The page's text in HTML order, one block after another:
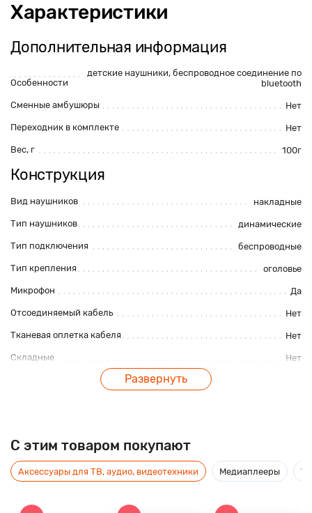
Характеристики
Дополнительная информация
Особенности
детские наушники, беспроводное соединение по
bluetooth
Сменные амбушюры Нет
Переходник в комплекте Нет
Вес, г 100г
Конструкция
Вид наушников накладные
Тип наушников динамические
Тип подключения беспроводные
Тип крепления оголовье
Микрофон Да
Отсоединяемый кабель Нет
Тканевая оплетка кабеля Нет
Складные Нет
Регулятор громкости
Минимум диапазона частоты, Гц
Максимум диапазона частоты, Гц 20000Гц
Развернуть
C этим товаром покупают
Аксессуары для ТВ, аудио, видеотехники Медиаплееры